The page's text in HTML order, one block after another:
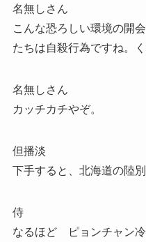
名無しさん
こんな恐ろしい環境の開
たちは自殺行為ですね。
名無しさん
カッチカチやぞ。
但播淡
下手すると、北海道の陸
侍
なるほど ピョンチャン冷